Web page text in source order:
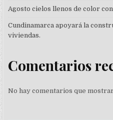
Agosto cielos llenos de color
Cundinamarca apoyará la
viviendas.
Comentarios
No hay comentarios que